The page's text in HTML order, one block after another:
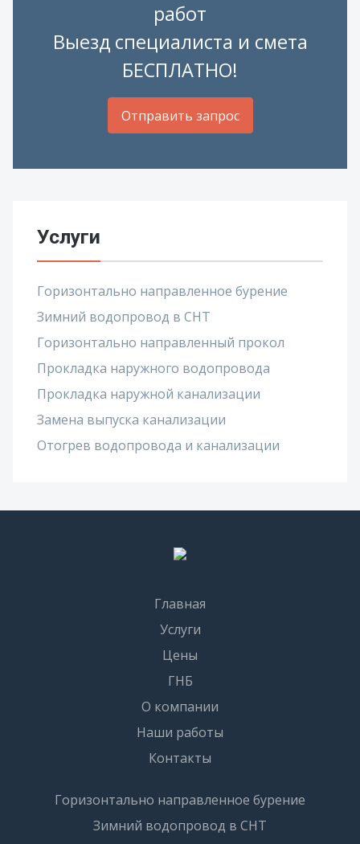
работ
Выезд специалиста и смета
БЕСПЛАТНО!
Отправить запрос
Услуги
Горизонтально направленное бурение
Зимний водопровод в СНТ
Горизонтально направленный прокол
Прокладка наружного водопровода
Прокладка наружной канализации
Замена выпуска канализации
Отогрев водопровода и канализации
Главная
Услуги
Цены
ГНБ
О компании
Наши работы
Контакты
Горизонтально направленное бурение
Зимний водопровод в СНТ